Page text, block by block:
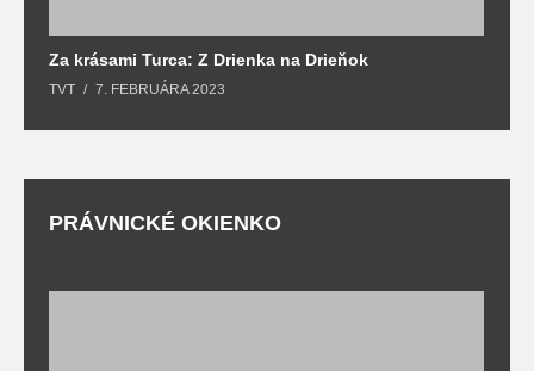
Za krásami Turca: Z Drienka na Drieňok
TVT 7. FEBRUÁRA 2023
PRÁVNICKÉ OKIENKO